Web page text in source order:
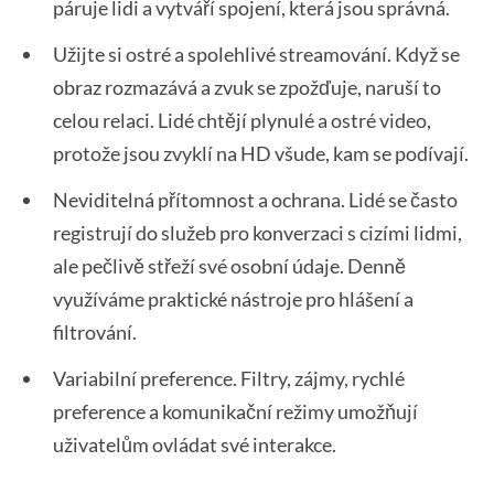
páruje lidi a vytváří spojení, která jsou správná.
Užijte si ostré a spolehlivé streamování. Když se
obraz rozmazává a zvuk se zpožďuje, naruší to
celou relaci. Lidé chtějí plynulé a ostré video,
protože jsou zvyklí na HD všude, kam se podívají.
Neviditelná přítomnost a ochrana. Lidé se často
registrují do služeb pro konverzaci s cizími lidmi,
ale pečlivě střeží své osobní údaje. Denně
využíváme praktické nástroje pro hlášení a
filtrování.
Variabilní preference. Filtry, zájmy, rychlé
preference a komunikační režimy umožňují
uživatelům ovládat své interakce.